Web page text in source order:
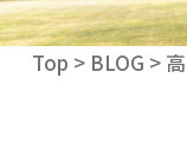
Top > BLOG >